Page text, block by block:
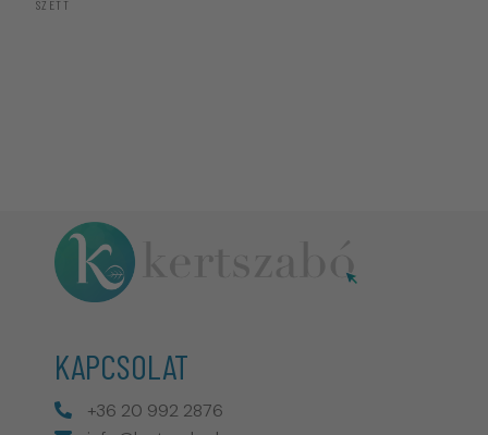
SZETT
KAPCSOLAT
+36 20 992 2876